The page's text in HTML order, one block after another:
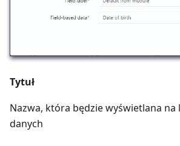
Tytuł
Nazwa, która będzie wyświetlana na
danych